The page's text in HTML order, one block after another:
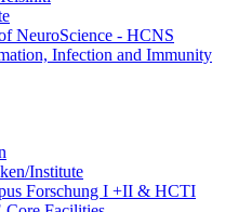
NeuroScience - HCNS
Infection and Immunity
Institute
Forschung I +II & HCTI